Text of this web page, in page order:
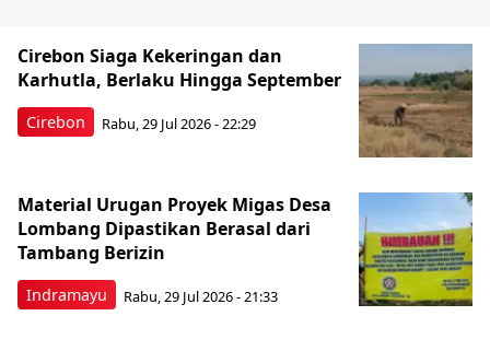
Cirebon
Cirebon Siaga Kekeringan dan
Karhutla, Berlaku Hingga September
Rabu, 29 Jul 2026 - 22:29
Indramayu
Material Urugan Proyek Migas Desa
Lombang Dipastikan Berasal dari
Tambang Berizin
Rabu, 29 Jul 2026 - 21:33